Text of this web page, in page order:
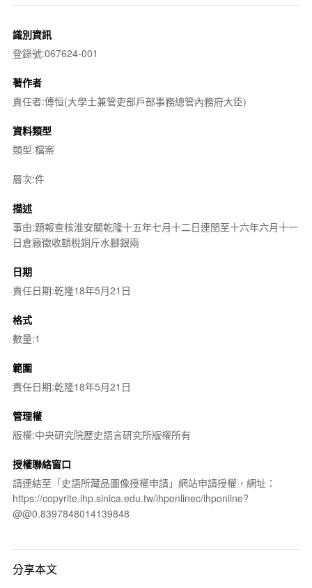
識別資訊
登錄號:067624-001
著作者
責任者:傅恒(大學士兼管吏部戶部事務總管內務府大臣)
資料類型
類型:檔案
層次:件
描述
事由:題報查核淮安關乾隆十五年七月十二日連閏至十六年六月十一
日倉廠徵收額稅銅斤水腳銀兩
日期
責任日期:乾隆18年5月21日
格式
數量:1
範圍
責任日期:乾隆18年5月21日
管理權
版權:中央研究院歷史語言研究所版權所有
授權聯絡窗口
請連結至「史語所藏品圖像授權申請」網站申請授權，網址：
https://copyrite.ihp.sinica.edu.tw/ihponlinec/ihponline?
@@0.8397848014139848
分享本文